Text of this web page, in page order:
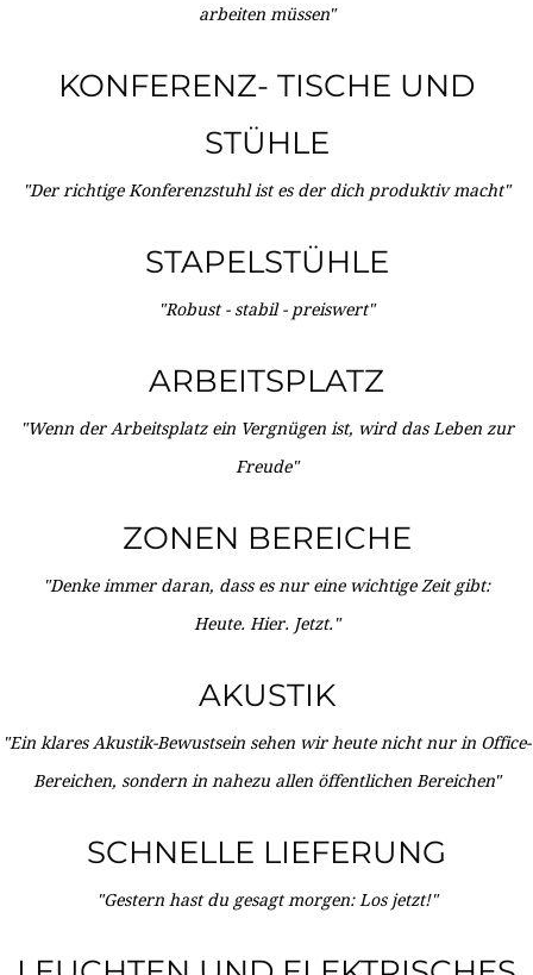
arbeiten müssen"
KONFERENZ- TISCHE UND
STÜHLE
"Der richtige Konferenzstuhl ist es der dich produktiv macht"
STAPELSTÜHLE
"Robust - stabil - preiswert"
ARBEITSPLATZ
"Wenn der Arbeitsplatz ein Vergnügen ist, wird das Leben zur
Freude"
ZONEN BEREICHE
"Denke immer daran, dass es nur eine wichtige Zeit gibt:
Heute. Hier. Jetzt."
AKUSTIK
"Ein klares Akustik-Bewustsein sehen wir heute nicht nur in Office-
Bereichen, sondern in nahezu allen öffentlichen Bereichen"
SCHNELLE LIEFERUNG
"Gestern hast du gesagt morgen: Los jetzt!"